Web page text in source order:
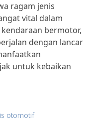
ragam jenis
vital dalam
bermotor,
dengan lancar
untuk kebaikan
otomotif